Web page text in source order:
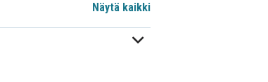
Näytä kaikki